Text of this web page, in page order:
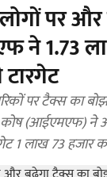
पर
ने 1.73
पर टैक्स का
कोष (आईएमएफ)
1 लाख 73 हजार